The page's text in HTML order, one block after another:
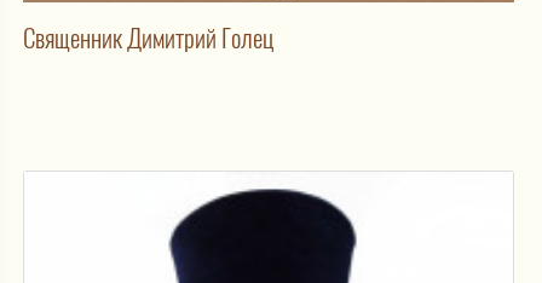
Священник Димитрий Голец